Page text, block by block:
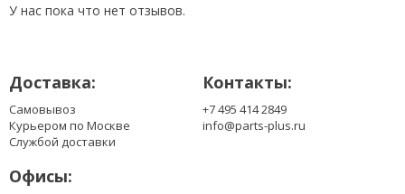
N140O6-L02
У нас пока что нет отзывов.
Доставка:
Самовывоз
Курьером по Москве
Службой доставки
Контакты:
+7 495 414 2849
info@parts-plus.ru
Офисы: